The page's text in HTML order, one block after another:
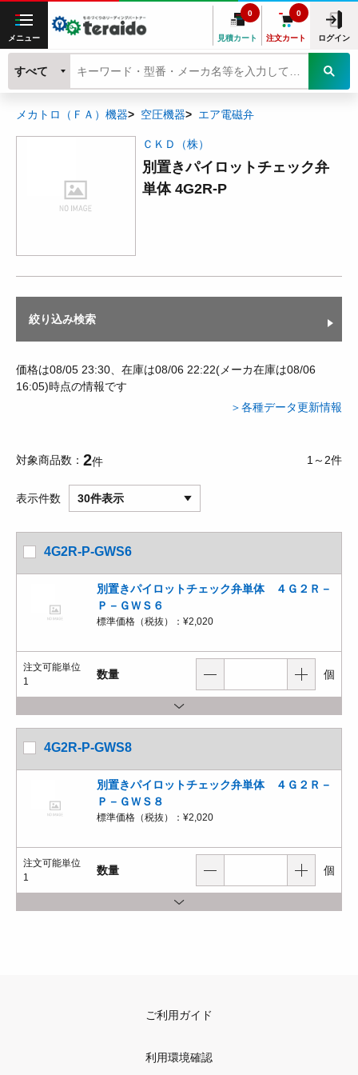
メニュー 見積カート
0
注文カート
0
ログイン
すべて
メカトロ（ＦＡ）機器 空圧機器 エア電磁弁
ＣＫＤ（株）
別置きパイロットチェック弁
単体 4G2R-P
絞り込み検索
価格は08/05 23:30、在庫は08/06 22:22(メーカ在庫は08/06
16:05)時点の情報です
＞各種データ更新情報
対象商品数 2件 1～2件
表示件数 30件表示
4G2R-P-GWS6
別置きパイロットチェック弁単体 ４Ｇ２Ｒ－
Ｐ－ＧＷＳ６
標準価格（税抜）： ¥2,020
注文可能単位
1
数量 個
4G2R-P-GWS8
別置きパイロットチェック弁単体 ４Ｇ２Ｒ－
Ｐ－ＧＷＳ８
標準価格（税抜）： ¥2,020
注文可能単位
1
数量 個
ご利用ガイド
利用環境確認